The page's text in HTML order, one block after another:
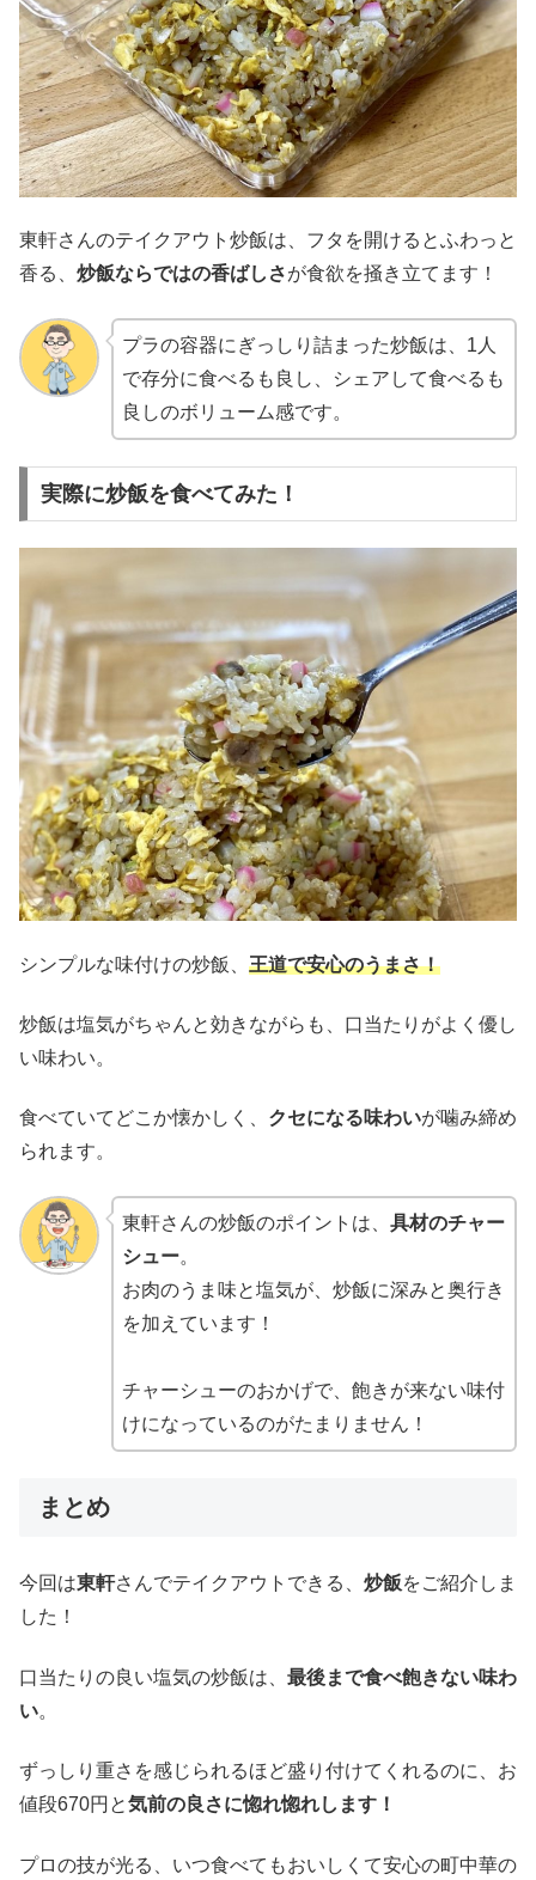
東軒さんのテイクアウト炒飯は、フタを開けるとふわっと
香る、 炒飯ならではの香ばしさが食欲を掻き立てます！
プラの容器にぎっしり詰まった炒飯は、1人
で存分に食べるも良し、シェアして食べるも
良しのボリューム感です。
実際に炒飯を食べてみた！
シンプルな味付けの炒飯、 王道で安心のうまさ！
炒飯は塩気がちゃんと効きながらも、口当たりがよく優し
い味わい。
食べていてどこか懐かしく、 クセになる味わいが噛み締め
られます。
東軒さんの炒飯のポイントは、 具材のチャー
シュー。
お肉のうま味と塩気が、炒飯に深みと奥行き
を加えています！
チャーシューのおかげで、飽きが来ない味付
けになっているのがたまりません！
まとめ
今回は東軒さんでテイクアウトできる、 炒飯をご紹介しま
した！
口当たりの良い塩気の炒飯は、 最後まで食べ飽きない味わ
い。
ずっしり重さを感じられるほど盛り付けてくれるのに、お
値段670円と気前の良さに惚れ惚れします！
プロの技が光る、いつ食べてもおいしくて安心の町中華の